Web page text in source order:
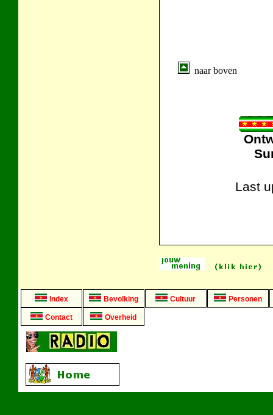
naar boven
Last
Index Bevolking Cultuur Personen
Contact Overheid